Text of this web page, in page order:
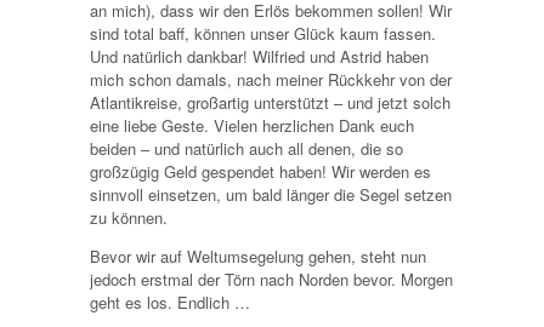
an mich), dass wir den Erlös bekommen sollen! Wir
sind total baff, können unser Glück kaum fassen.
Und natürlich dankbar! Wilfried und Astrid haben
mich schon damals, nach meiner Rückkehr von der
Atlantikreise, großartig unterstützt – und jetzt solch
eine liebe Geste. Vielen herzlichen Dank euch
beiden – und natürlich auch all denen, die so
großzügig Geld gespendet haben! Wir werden es
sinnvoll einsetzen, um bald länger die Segel setzen
zu können.
Bevor wir auf Weltumsegelung gehen, steht nun
jedoch erstmal der Törn nach Norden bevor. Morgen
geht es los. Endlich …